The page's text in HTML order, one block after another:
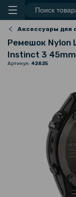
Аксессуары для
Ремешок Nylon
Instinct 3
Артикул: 42825